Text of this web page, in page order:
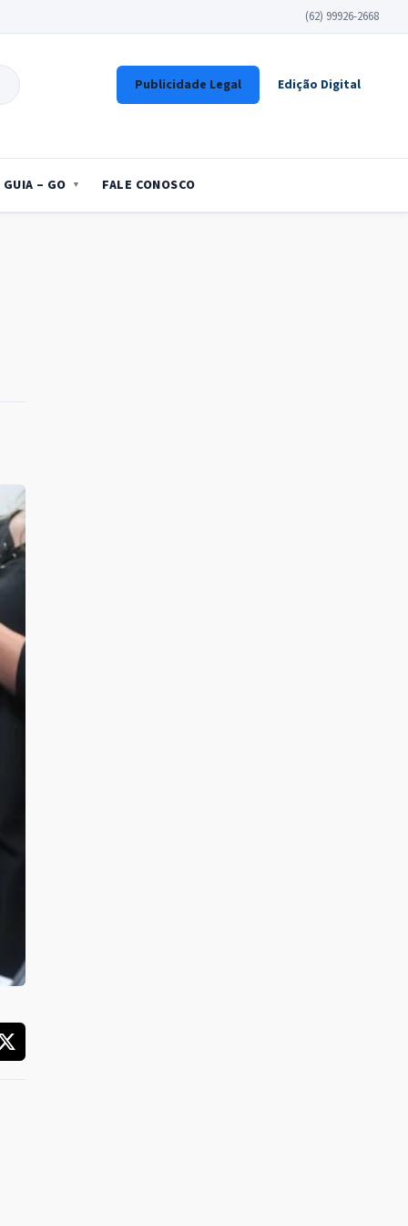
(62) 99926-2668
Publicidade Legal Edição Digital
GUIA – GO FALE CONOSCO